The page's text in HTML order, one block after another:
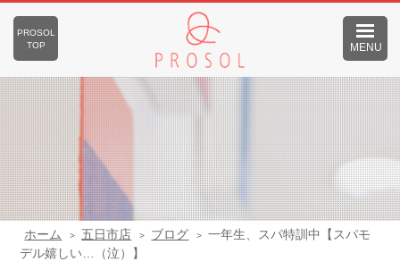
MENU
PROSOL
TOP
ホーム 五日市店 ブログ
一年生、スパ特訓中【スパモ
デル嬉しい…（泣）】